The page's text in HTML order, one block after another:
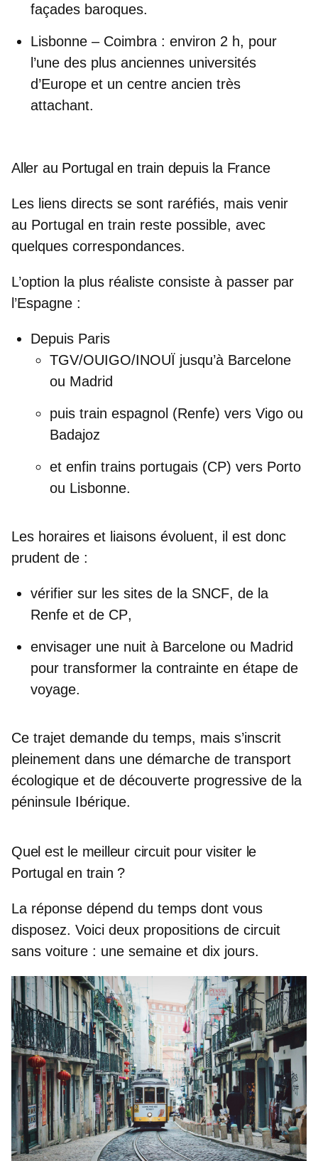
façades baroques.
Lisbonne – Coimbra : environ 2 h, pour
l’une des plus anciennes universités
d’Europe et un centre ancien très
attachant.
Aller au Portugal en train depuis la France
Les liens directs se sont raréfiés, mais venir
au Portugal en train reste possible, avec
quelques correspondances.
L’option la plus réaliste consiste à passer par
l’Espagne :
Depuis Paris
TGV/OUIGO/INOUÏ jusqu’à Barcelone
ou Madrid
puis train espagnol (Renfe) vers Vigo ou
Badajoz
et enfin trains portugais (CP) vers Porto
ou Lisbonne.
Les horaires et liaisons évoluent, il est donc
prudent de :
vérifier sur les sites de la SNCF, de la
Renfe et de CP,
envisager une nuit à Barcelone ou Madrid
pour transformer la contrainte en étape de
voyage.
Ce trajet demande du temps, mais s’inscrit
pleinement dans une démarche de transport
écologique et de découverte progressive de la
péninsule Ibérique.
Quel est le meilleur circuit pour visiter le
Portugal en train ?
La réponse dépend du temps dont vous
disposez. Voici deux propositions de circuit
sans voiture : une semaine et dix jours.